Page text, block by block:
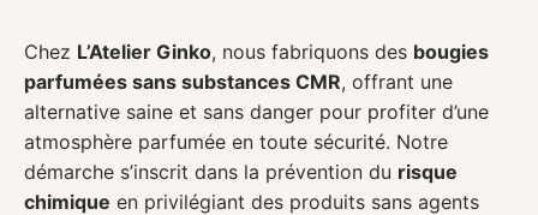
Chez L’Atelier Ginko, nous fabriquons des bougies
parfumées sans substances CMR, offrant une
alternative saine et sans danger pour profiter d’une
atmosphère parfumée en toute sécurité. Notre
démarche s’inscrit dans la prévention du risque
chimique en privilégiant des produits sans agents